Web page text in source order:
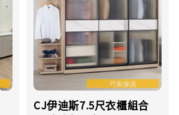
CJ伊迪斯7.5尺衣櫃組合